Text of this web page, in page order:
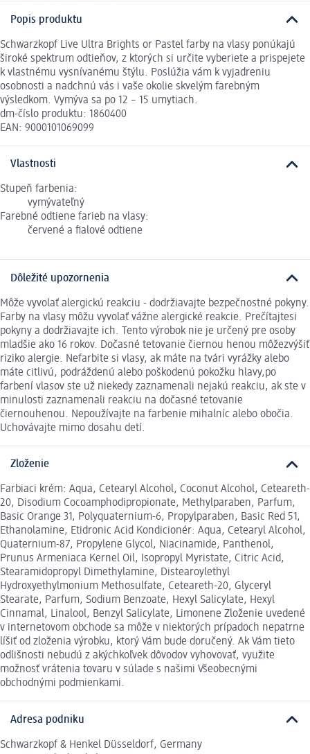
Popis produktu
Schwarzkopf Live Ultra Brights or Pastel farby na vlasy ponúkajú
široké spektrum odtieňov, z ktorých si určite vyberiete a prispejete
k vlastnému vysnívanému štýlu. Poslúžia vám k vyjadreniu
osobnosti a nadchnú vás i vaše okolie skvelým farebným
výsledkom. Vymýva sa po 12 – 15 umytiach.
dm-číslo produktu: 1860400
EAN: 9000101069099
Vlastnosti
Stupeň farbenia:
vymývateľný
Farebné odtiene farieb na vlasy:
červené a fialové odtiene
Dôležité upozornenia
Môže vyvolať alergickú reakciu - dodržiavajte bezpečnostné pokyny.
Farby na vlasy môžu vyvolať vážne alergické reakcie. Prečítajtesi
pokyny a dodržiavajte ich. Tento výrobok nie je určený pre osoby
mladšie ako 16 rokov. Dočasné tetovanie čiernou henou môžezvýšiť
riziko alergie. Nefarbite si vlasy, ak máte na tvári vyrážky alebo
máte citlivú, podráždenú alebo poškodenú pokožku hlavy,po
farbení vlasov ste už niekedy zaznamenali nejakú reakciu, ak ste v
minulosti zaznamenali reakciu na dočasné tetovanie
čiernouhenou. Nepoužívajte na farbenie mihalníc alebo obočia.
Uchovávajte mimo dosahu detí.
Zloženie
Farbiaci krém: Aqua, Cetearyl Alcohol, Coconut Alcohol, Ceteareth-
20, Disodium Cocoamphodipropionate, Methylparaben, Parfum,
Basic Orange 31, Polyquaternium-6, Propylparaben, Basic Red 51,
Ethanolamine, Etidronic Acid Kondicionér: Aqua, Cetearyl Alcohol,
Quaternium-87, Propylene Glycol, Niacinamide, Panthenol,
Prunus Armeniaca Kernel Oil, Isopropyl Myristate, Citric Acid,
Stearamidopropyl Dimethylamine, Distearoylethyl
Hydroxyethylmonium Methosulfate, Ceteareth-20, Glyceryl
Stearate, Parfum, Sodium Benzoate, Hexyl Salicylate, Hexyl
Cinnamal, Linalool, Benzyl Salicylate, Limonene Zloženie uvedené
v internetovom obchode sa môže v niektorých prípadoch nepatrne
líšiť od zloženia výrobku, ktorý Vám bude doručený. Ak Vám tieto
odlišnosti nebudú z akýchkoľvek dôvodov vyhovovať, využite
možnosť vrátenia tovaru v súlade s našimi Všeobecnými
obchodnými podmienkami.
Adresa podniku
Schwarzkopf & Henkel Düsseldorf, Germany